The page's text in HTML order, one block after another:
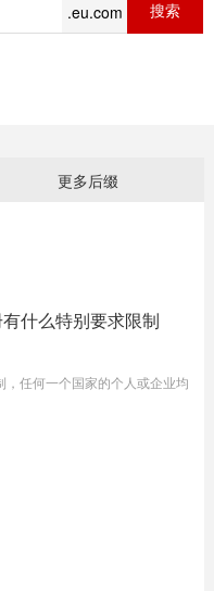
.eu.com
更多后缀
什么特别要求限制
任何一个国家的个人或企业均